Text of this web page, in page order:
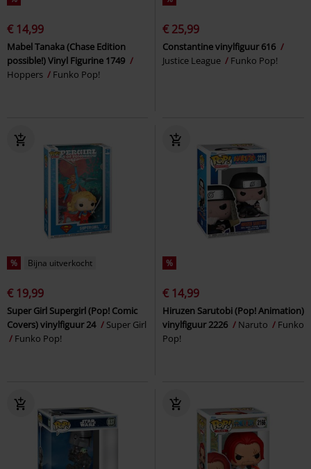
€ 14,99
Mabel Tanaka (Chase Edition
possible!) Vinyl Figurine 1749
Hoppers
Funko Pop!
€ 25,99
Constantine vinylfiguur 616
Justice League
Funko Pop!
% Bijna uitverkocht
€ 19,99
Super Girl Supergirl (Pop! Comic
Covers) vinylfiguur 24
Super Girl
Funko Pop!
%
€ 14,99
Hiruzen Sarutobi (Pop! Animation)
vinylfiguur 2226
Naruto
Funko
Pop!